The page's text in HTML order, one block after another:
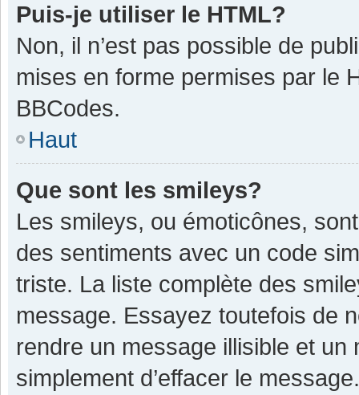
Puis-je utiliser le HTML?
Non, il n’est pas possible de
mises en forme permises par le
BBCodes.
Haut
Que sont les smileys?
Les smileys, ou émoticônes,
des sentiments avec un code
triste. La liste complète des
message. Essayez toutefois de
rendre un message illisible et
simplement d’effacer le